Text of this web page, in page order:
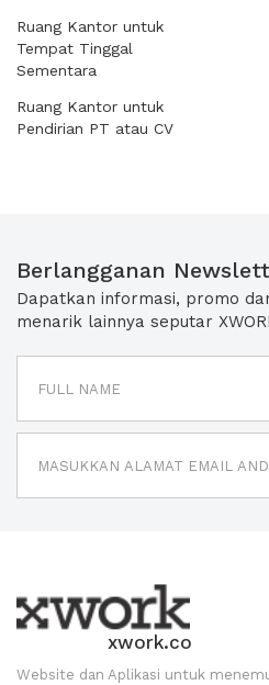
Ruang Kantor untuk
Tempat Tinggal
Sementara
Ruang Kantor untuk
Pendirian PT atau CV
Berlangganan
Dapatkan informasi, promo
menarik lainnya seputar
xwork.co
Website dan Aplikasi untuk